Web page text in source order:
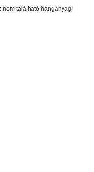
nem található hanganyag!